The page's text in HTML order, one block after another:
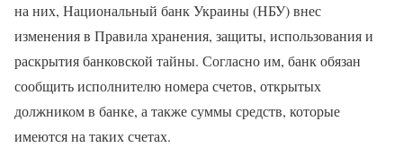
на них, Национальный банк Украины (НБУ) внес
изменения в Правила хранения, защиты, использования и
раскрытия банковской тайны. Согласно им, банк обязан
сообщить исполнителю номера счетов, открытых
должником в банке, а также суммы средств, которые
имеются на таких счетах.